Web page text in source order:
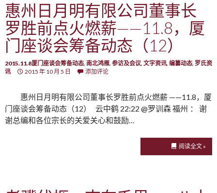
惠州日月明有限公司董事长
罗胜前点火燃薪——11.8，厦
门座谈会筹备动态（12）
2015.11.8厦门座谈会筹备动态, 南北鸿雁, 参访及会议, 文字资讯, 编纂动态, 罗氏资
讯
2015 年 10 月 5 日 添加评论
惠州日月明有限公司董事长罗胜前点火燃薪 ——11.8，厦
门座谈会筹备动态（12） 云中鹤 22:22 @罗训森 福州 ： 谢
谢总编和各位宗长的关爱关心和鼓励…
阅读全文 »